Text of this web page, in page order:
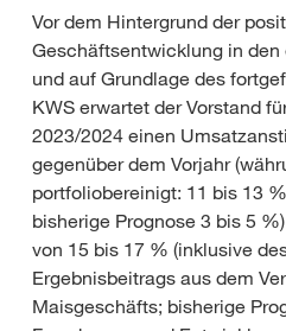
Vor dem Hintergrund der
Geschäftsentwicklung in den
und auf Grundlage des
KWS erwartet der Vorstand
2023/2024 einen
gegenüber dem Vorjahr
portfoliobereinigt: 11 bis 13
bisherige Prognose 3 bis 5
von 15 bis 17 % (inklusive
Ergebnisbeitrags aus dem
Maisgeschäfts; bisherige